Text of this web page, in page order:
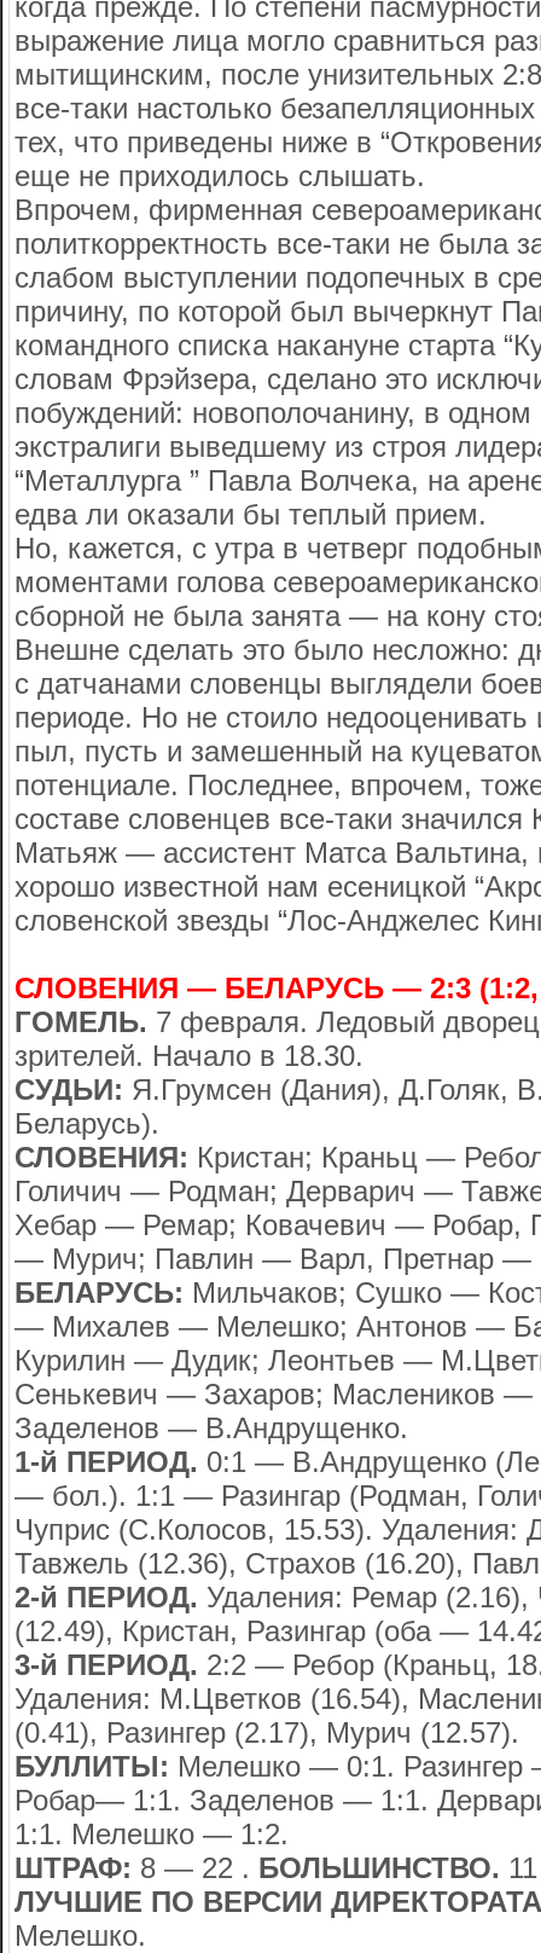
когда прежде. По степени
выражение лица могло сравниться
мытищинским, после унизительных
все-таки настолько
тех, что приведены ниже в
еще не приходилось слышать.
Впрочем, фирменная
политкорректность все-таки не была
слабом выступлении подопечных в
причину, по которой был вычеркнут
командного списка накануне старта
словам Фрэйзера, сделано это
побуждений: новополочанину, в одном
экстралиги выведшему из строя
“Металлурга ” Павла Волчека, на
едва ли оказали бы теплый прием.
Но, кажется, с утра в четверг
моментами голова
сборной не была занята — на кону
Внешне сделать это было несложно:
с датчанами словенцы выглядели
периоде. Но не стоило недооценивать
пыл, пусть и замешенный на
потенциале. Последнее, впрочем,
составе словенцев все-таки значился
Матьяж — ассистент Матса Вальтина,
хорошо известной нам есеницкой
словенской звезды “Лос-Анджелес
СЛОВЕНИЯ — БЕЛАРУСЬ — 2:3 (1:2,
ГОМЕЛЬ. 7 февраля. Ледовый
зрителей. Начало в 18.30.
СУДЬИ: Я.Грумсен (Дания), Д.Голяк,
Беларусь).
СЛОВЕНИЯ: Кристан; Краньц —
Голичич — Родман; Дерварич —
Хебар — Ремар; Ковачевич — Робар,
— Мурич; Павлин — Варл, Претнар —
БЕЛАРУСЬ: Мильчаков; Сушко —
— Михалев — Мелешко; Антонов —
Курилин — Дудик; Леонтьев —
Сенькевич — Захаров; Маслеников
Заделенов — В.Андрущенко.
1-й ПЕРИОД. 0:1 — В.Андрущенко
— бол.). 1:1 — Разингар (Родман,
Чуприс (С.Колосов, 15.53). Удаления:
Тавжель (12.36), Страхов (16.20),
2-й ПЕРИОД. Удаления: Ремар (2.16),
(12.49), Кристан, Разингар (оба —
3-й ПЕРИОД. 2:2 — Ребор (Краньц,
Удаления: М.Цветков (16.54),
(0.41), Разингер (2.17), Мурич (12.57).
БУЛЛИТЫ: Мелешко — 0:1.
Робар— 1:1. Заделенов — 1:1.
1:1. Мелешко — 1:2.
ШТРАФ: 8 — 22 . БОЛЬШИНСТВО.
ЛУЧШИЕ ПО ВЕРСИИ
Мелешко.